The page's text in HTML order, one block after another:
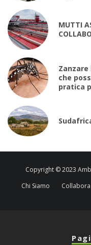
MUTTI
Zanzare
che
pratica
Copyright © 2023
Chi Siamo